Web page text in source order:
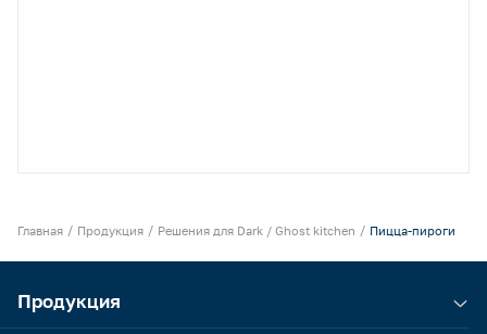
Главная Продукция Решения для Dark / Ghost kitchen Пицца-пироги
Продукция